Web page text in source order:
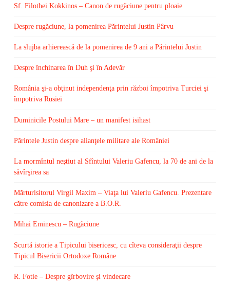
Sf. Filothei Kokkinos – Canon de rugăciune pentru ploaie
Despre rugăciune, la pomenirea Părintelui Justin Pârvu
La slujba arhierească de la pomenirea de 9 ani a Părintelui Justin
Despre închinarea în Duh şi în Adevăr
România şi-a obţinut independenţa prin război împotriva Turciei şi
împotriva Rusiei
Duminicile Postului Mare – un manifest isihast
Părintele Justin despre alianţele militare ale României
La mormîntul neştiut al Sfîntului Valeriu Gafencu, la 70 de ani de la
săvîrşirea sa
Mărturisitorul Virgil Maxim – Viaţa lui Valeriu Gafencu. Prezentare
către comisia de canonizare a B.O.R.
Mihai Eminescu – Rugăciune
Scurtă istorie a Tipicului bisericesc, cu cîteva consideraţii despre
Tipicul Bisericii Ortodoxe Române
R. Fotie – Despre gîrbovire şi vindecare